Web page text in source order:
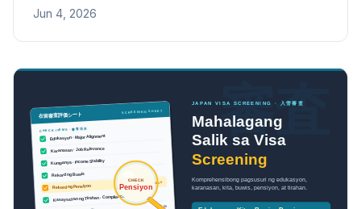
kaugnayan sa trabaho, at kung paano maaaring punan
Jun 4, 2026